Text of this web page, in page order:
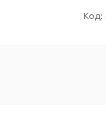
Код: